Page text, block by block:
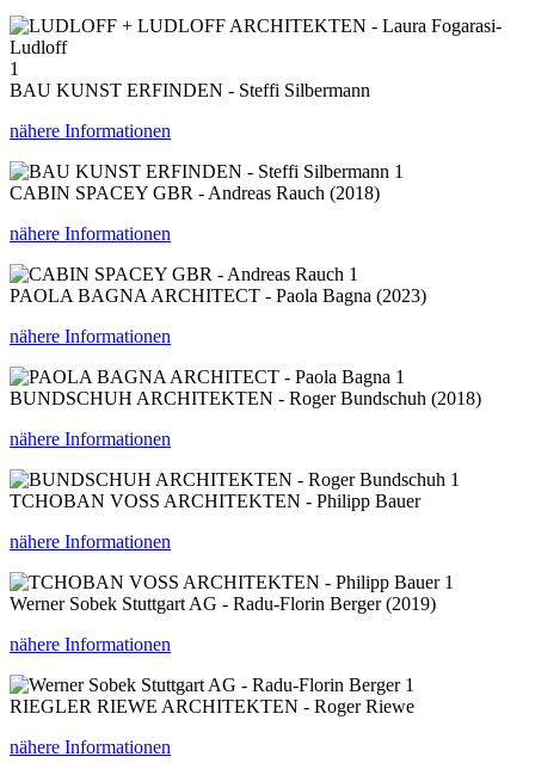
1
BAU KUNST ERFINDEN - Steffi Silbermann
nähere Informationen
1
CABIN SPACEY GBR - Andreas Rauch (2018)
nähere Informationen
1
PAOLA BAGNA ARCHITECT - Paola Bagna (2023)
nähere Informationen
1
BUNDSCHUH ARCHITEKTEN - Roger Bundschuh (2018)
nähere Informationen
1
TCHOBAN VOSS ARCHITEKTEN - Philipp Bauer
nähere Informationen
1
Werner Sobek Stuttgart AG - Radu-Florin Berger (2019)
nähere Informationen
1
RIEGLER RIEWE ARCHITEKTEN - Roger Riewe
nähere Informationen